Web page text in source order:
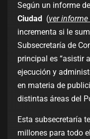
Según un informe del
Ciudad
(ver
incrementa si le
Subsecretaría de
principal es “asistir
ejecución y
en materia de
distintas áreas del
Esta subsecretaría
millones para todo